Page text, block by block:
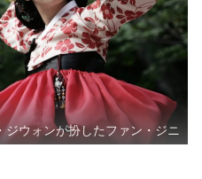
ジウォンが扮したファン・ジニ